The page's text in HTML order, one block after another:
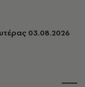
03.08.2026